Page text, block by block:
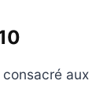
aux